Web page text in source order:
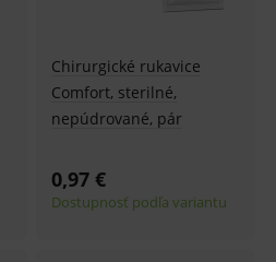
Chirurgické rukavice
Comfort, sterilné,
nepúdrované, pár
0,97 €
Dostupnosť podľa variantu